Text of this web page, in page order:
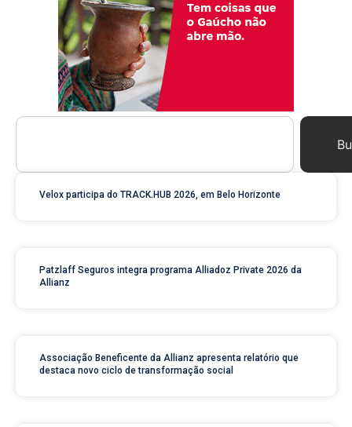
Velox participa do TRACK.HUB 2026, em Belo Horizonte
Patzlaff Seguros integra programa Alliadoz Private 2026 da
Allianz
Associação Beneficente da Allianz apresenta relatório que
destaca novo ciclo de transformação social